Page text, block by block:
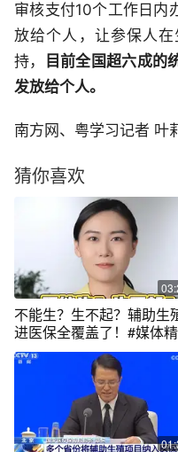
审核支付10个工作日内
放给个人，让参保人
持，
目前全国超六成的
发放给个人。
南方网、粤学习记者 叶
猜你喜欢
不能生？生不起？辅助生
进医保全覆盖了！#媒体
计划 #医保 #辅助生殖